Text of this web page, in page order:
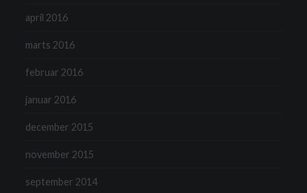
april 2016
marts 2016
februar 2016
januar 2016
december 2015
november 2015
september 2014